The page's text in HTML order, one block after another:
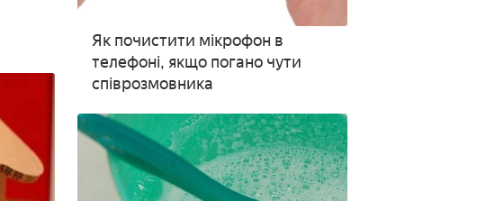
Як почистити мікрофон в
телефоні, якщо погано чути
співрозмовника